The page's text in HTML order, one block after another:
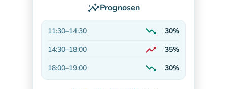
insightsPrognosen
11:30–14:30 trending_down
30%
14:30–18:00 trending_up
35%
18:00–19:00 trending_down
Abnehmend
30%